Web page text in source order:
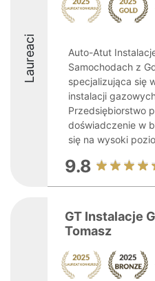
Laureaci
Auto-Atut
Samochodach z
specjalizująca się
instalacji
Przedsiębiorstwo
doświadczenie w
się na wysoki
9.8
GT Instalacje
Tomasz